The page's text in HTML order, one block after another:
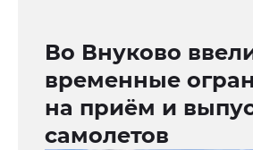
Во Внуково
временные
на приём и
самолетов